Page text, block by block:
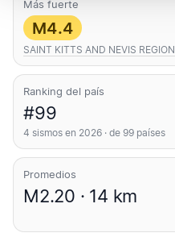
Más fuerte
M4.4
SAINT KITTS AND NEVIS REGION
Ranking del país
#99
4 sismos en 2026 · de 99 países
Promedios
M2.20 · 14 km